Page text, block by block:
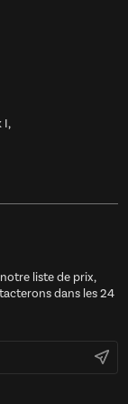
I,
liste de prix,
dans les 24